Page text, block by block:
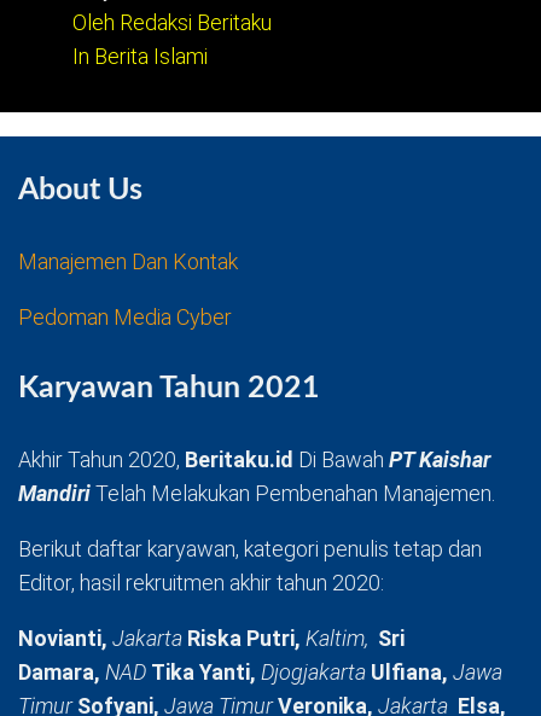
Oleh Redaksi Beritaku
In Berita Islami
About Us
Manajemen Dan Kontak
Pedoman Media Cyber
Karyawan Tahun 2021
Akhir Tahun 2020, Beritaku.id Di Bawah PT Kaishar
MandiriTelah Melakukan Pembenahan Manajemen.
Berikut daftar karyawan, kategori penulis tetap dan
Editor, hasil rekruitmen akhir tahun 2020:
Novianti, Jakarta Riska Putri, Kaltim, Sri
Damara, NAD Tika Yanti, Djogjakarta Ulfiana, Jawa
TimurSofyani, Jawa TimurVeronika, Jakarta Elsa,